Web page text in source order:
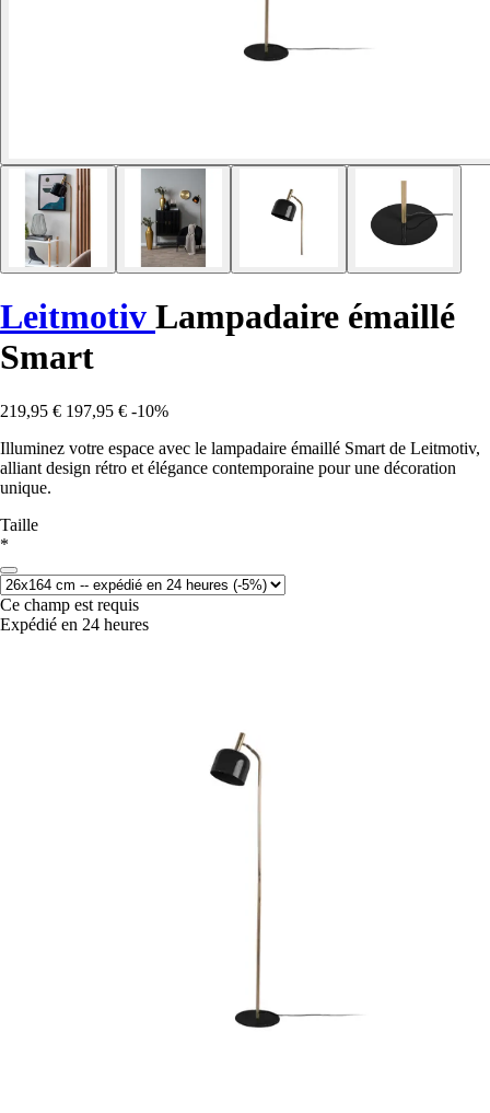
Leitmotiv Lampadaire émaillé
Smart
219,95 € 197,95 € -10%
Illuminez votre espace avec le lampadaire émaillé Smart de Leitmotiv,
alliant design rétro et élégance contemporaine pour une décoration
unique.
Taille
*
Ce champ est requis
Expédié en 24 heures